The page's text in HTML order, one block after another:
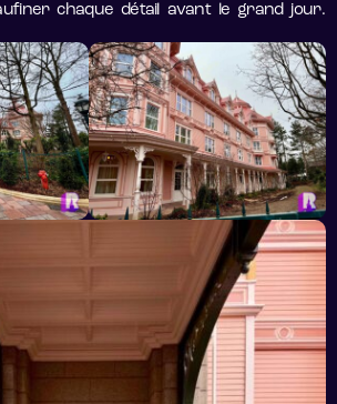
chaque détail avant le grand jour.